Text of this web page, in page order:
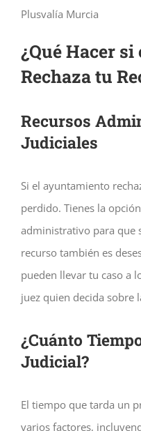
Plusvalía Murcia
¿Qué Hacer
Rechaza tu
Recursos
Judiciales
Si el ayuntamiento
perdido. Tienes la
administrativo para que
recurso también es
pueden llevar tu caso a
juez quien decida sobre
¿Cuánto
Judicial?
El tiempo que tarda un
varios factores,